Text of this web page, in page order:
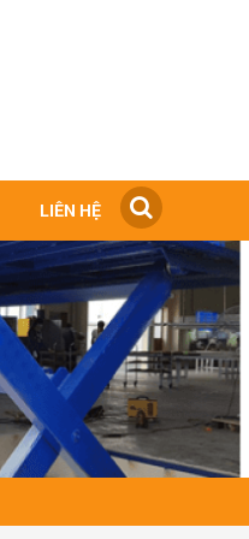
LIÊN HỆ